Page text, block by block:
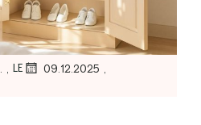
, LE 09.12.2025 ,